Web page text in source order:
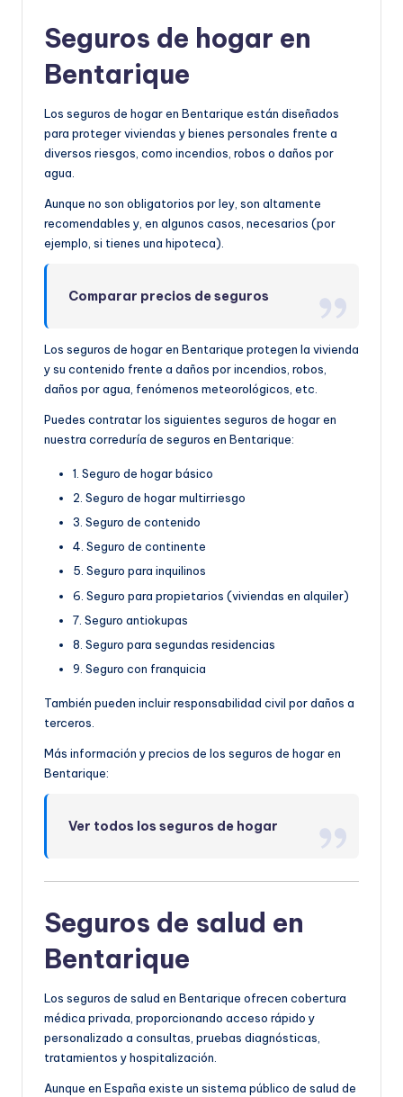
Seguros de hogar en
Bentarique
Los seguros de hogar en Bentarique están diseñados
para proteger viviendas y bienes personales frente a
diversos riesgos, como incendios, robos o daños por
agua.
Aunque no son obligatorios por ley, son altamente
recomendables y, en algunos casos, necesarios (por
ejemplo, si tienes una hipoteca).
Comparar precios de seguros
Los seguros de hogar en Bentarique protegen la vivienda
y su contenido frente a daños por incendios, robos,
daños por agua, fenómenos meteorológicos, etc.
Puedes contratar los siguientes seguros de hogar en
nuestra correduría de seguros en Bentarique:
1. Seguro de hogar básico
2. Seguro de hogar multirriesgo
3. Seguro de contenido
4. Seguro de continente
5. Seguro para inquilinos
6. Seguro para propietarios (viviendas en alquiler)
7. Seguro antiokupas
8. Seguro para segundas residencias
9. Seguro con franquicia
También pueden incluir responsabilidad civil por daños a
terceros.
Más información y precios de los seguros de hogar en
Bentarique:
Ver todos los seguros de hogar
Seguros de salud en
Bentarique
Los seguros de salud en Bentarique ofrecen cobertura
médica privada, proporcionando acceso rápido y
personalizado a consultas, pruebas diagnósticas,
tratamientos y hospitalización.
Aunque en España existe un sistema público de salud de